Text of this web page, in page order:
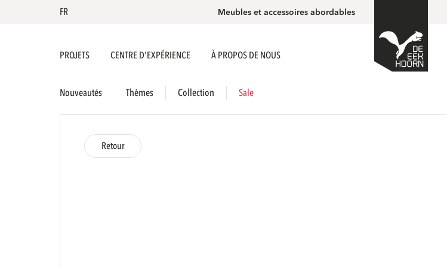
FR Meubles et accessoires abordables
PROJETS CENTRE D'EXPÉRIENCE À PROPOS DE NOUS
Nouveautés Thèmes Collection Sale
Retour